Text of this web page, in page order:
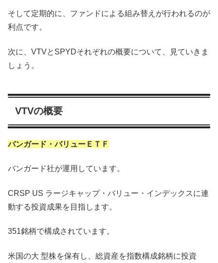
そして定期的に、ファンドによる組み替えが行われるのが
利点です。
次に、VTVとSPYDそれぞれの概要について、見ていきま
しょう。
VTVの概要
バンガード・バリューＥＴＦ
バンガード社が運用しています。
CRSP US ラージキャップ・バリュー・インデックスに連
動する投資成果を目指します。
351銘柄で構成されています。
米国の大 型株を保有し、総資産を指数構成銘柄に投資